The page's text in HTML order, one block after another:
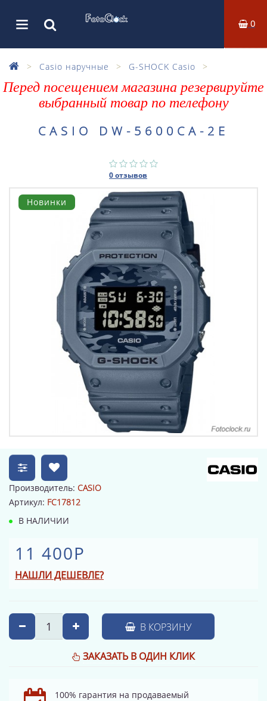
0
Casio наручные G-SHOCK Casio
Перед посещением магазина резервируйте
выбранный товар по телефону
CASIO DW-5600CA-2E
0 отзывов
Новинки
Производитель: CASIO
Артикул: FC17812
В НАЛИЧИИ
11 400Р
НАШЛИ ДЕШЕВЛЕ?
В КОРЗИНУ
ЗАКАЗАТЬ В ОДИН КЛИК
100% гарантия на продаваемый